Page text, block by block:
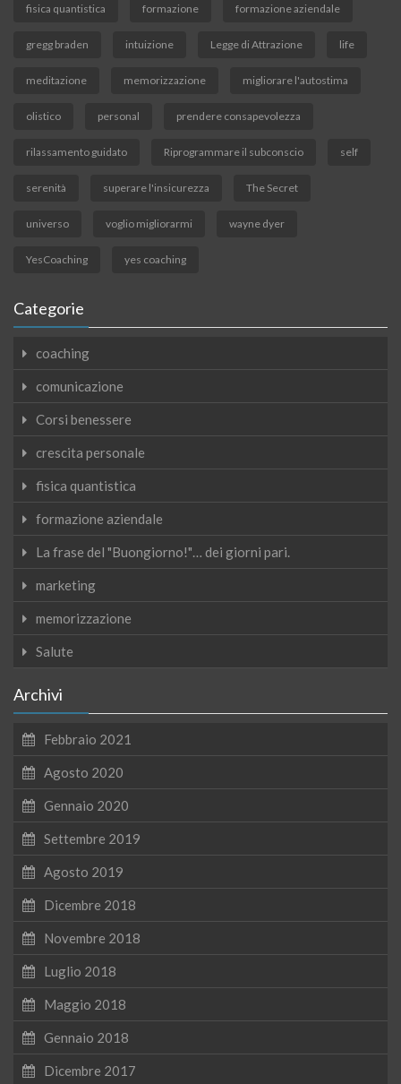
fisica quantistica formazione formazione aziendale
gregg braden intuizione Legge di Attrazione life
meditazione memorizzazione migliorare l'autostima
olistico personal prendere consapevolezza
rilassamento guidato Riprogrammare il subconscio self
serenità superare l'insicurezza The Secret
universo voglio migliorarmi wayne dyer
YesCoaching yes coaching
Categorie
coaching
comunicazione
Corsi benessere
crescita personale
fisica quantistica
formazione aziendale
La frase del "Buongiorno!"… dei giorni pari.
marketing
memorizzazione
Salute
Archivi
Febbraio 2021
Agosto 2020
Gennaio 2020
Settembre 2019
Agosto 2019
Dicembre 2018
Novembre 2018
Luglio 2018
Maggio 2018
Gennaio 2018
Dicembre 2017